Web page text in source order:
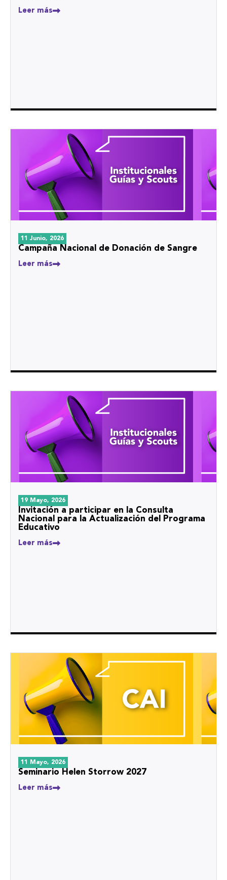
Leer más
11 Junio, 2026
Campaña Nacional de Donación de Sangre
Leer más
19 Mayo, 2026
Invitación a participar en la Consulta
Nacional para la Actualización del Programa
Educativo
Leer más
11 Mayo, 2026
Seminario Helen Storrow 2027
Leer más